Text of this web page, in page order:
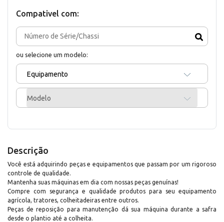
Compativel com:
ou selecione um modelo:
Equipamento
Modelo
Descrição
Você está adquirindo peças e equipamentos que passam por um rigoroso
controle de qualidade.
Mantenha suas máquinas em dia com nossas peças genuínas!
Compre com segurança e qualidade produtos para seu equipamento
agrícola, tratores, colheitadeiras entre outros.
Peças de reposição para manutenção dá sua máquina durante a safra
desde o plantio até a colheita.